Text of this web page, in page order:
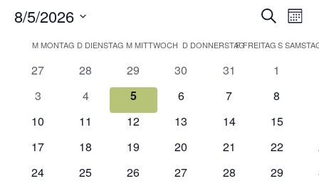
und
Suche
8/5/2026
Kalender
von
Veranstaltungen
MMONTAG D DIENSTAG MMITTWOCH D DONNERSTAG
FFREITAGS
0
Veranstaltungen
27
0
Veranstaltungen
28
0
Veranstaltungen
29
0
30
0
31
0
1
0
Veranstaltungen
3
0
Veranstaltungen
4
0
Veranstaltungen
5
0
6
0
7
0
8
0
10
0
11
0
12
0
13
0
14
0
15
0
17
0
18
0
19
0
20
0
21
0
22
0
24
0
25
0
26
0
27
0
28
0
29